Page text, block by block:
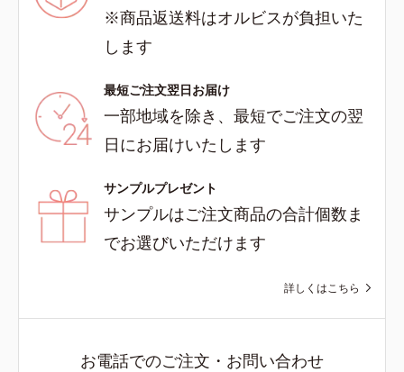
※商品返送料はオルビスが負担いた
します
最短ご注文翌日お届け
一部地域を除き、最短でご注文の翌
日にお届けいたします
サンプルプレゼント
サンプルはご注文商品の合計個数ま
でお選びいただけます
詳しくはこちら
お電話でのご注文・お問い合わせ